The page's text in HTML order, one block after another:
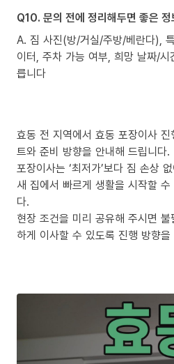
Q10. 문의 전에 정리해두면 좋은
A. 짐 사진(방/거실/주방/베란다),
이터, 주차 가능 여부, 희망 날짜/
릅니다
효동 전 지역에서 효동 포장이사
트와 준비 방향을 안내해 드립니다.
포장이사는 ‘최저가’보다 짐 손상
새 집에서 빠르게 생활을 시작할
다.
현장 조건을 미리 공유해 주시면
하게 이사할 수 있도록 진행 방향